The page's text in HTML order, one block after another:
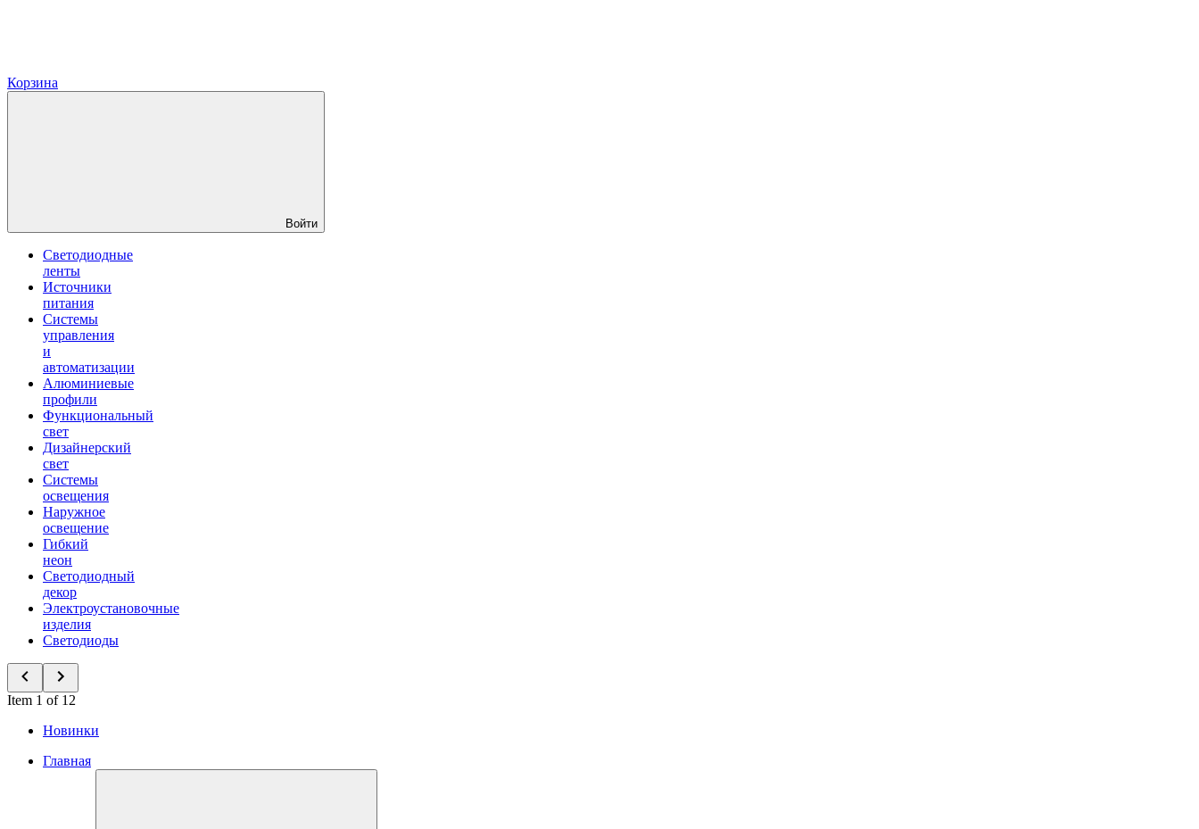
Корзина
Войти
Светодиодные
ленты
Источники
питания
Системы
управления
и
автоматизации
Алюминиевые
профили
Функциональный
свет
Дизайнерский
свет
Системы
освещения
Наружное
освещение
Гибкий
неон
Светодиодный
декор
Электроустановочные
изделия
Светодиоды
Item 1 of 12
Новинки
Главная